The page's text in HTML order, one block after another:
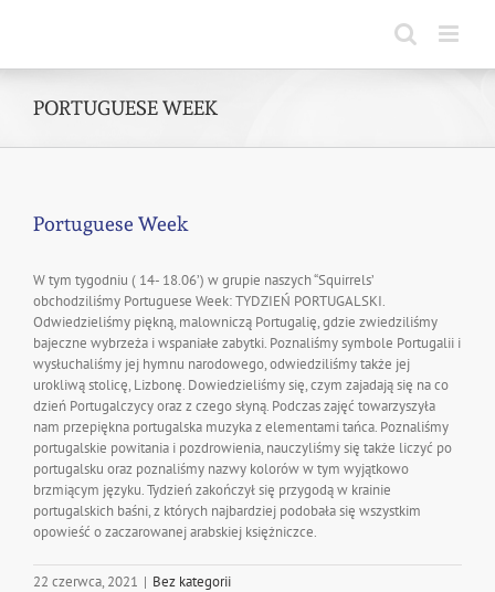
PORTUGUESE WEEK
Portuguese Week
W tym tygodniu ( 14- 18.06’) w grupie naszych “Squirrels’
obchodziliśmy Portuguese Week: TYDZIEŃ PORTUGALSKI.
Odwiedzieliśmy piękną, malowniczą Portugalię, gdzie zwiedziliśmy
bajeczne wybrzeża i wspaniałe zabytki. Poznaliśmy symbole Portugalii i
wysłuchaliśmy jej hymnu narodowego, odwiedziliśmy także jej
urokliwą stolicę, Lizbonę. Dowiedzieliśmy się, czym zajadają się na co
dzień Portugalczycy oraz z czego słyną. Podczas zajęć towarzyszyła
nam przepiękna portugalska muzyka z elementami tańca. Poznaliśmy
portugalskie powitania i pozdrowienia, nauczyliśmy się także liczyć po
portugalsku oraz poznaliśmy nazwy kolorów w tym wyjątkowo
brzmiącym języku. Tydzień zakończył się przygodą w krainie
portugalskich baśni, z których najbardziej podobała się wszystkim
opowieść o zaczarowanej arabskiej księżniczce.
22 czerwca, 2021 | Bez kategorii